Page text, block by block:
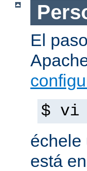
El
$ vi
échele
está en